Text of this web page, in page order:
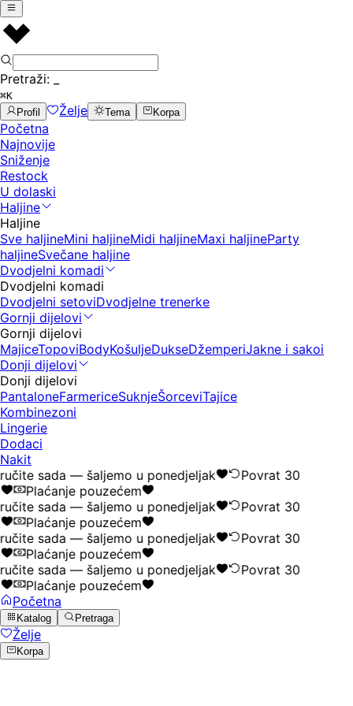
Pretraži:
⌘K
Profil
Želje Tema Korpa
Početna
Najnovije
Sniženje
Restock
U dolaski
Haljine
Haljine
Sve haljineMini haljineMidi haljineMaxi haljineParty
haljineSvečane haljine
Dvodjelni komadi
Dvodjelni komadi
Dvodjelni setoviDvodjelne trenerke
Gornji dijelovi
Gornji dijelovi
MajiceTopoviBodyKošuljeDukseDžemperiJakne i sakoi
Donji dijelovi
Donji dijelovi
PantaloneFarmericeSuknjeŠorceviTajice
Kombinezoni
Lingerie
Dodaci
Nakit
sada — šaljemo u ponedjeljak
Povrat 30
Plaćanje pouzećem
sada — šaljemo u ponedjeljak
Povrat 30
Plaćanje pouzećem
sada — šaljemo u ponedjeljak
Povrat 30
Plaćanje pouzećem
sada — šaljemo u ponedjeljak
Povrat 30
Plaćanje pouzećem
Početna
Katalog Pretraga
Želje
Korpa